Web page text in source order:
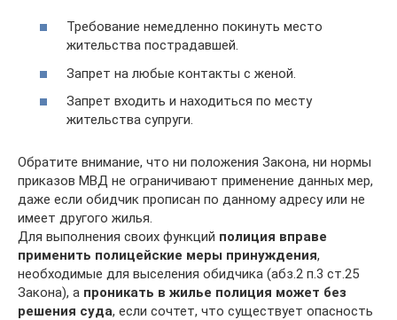
Требование немедленно покинуть место
жительства пострадавшей.
Запрет на любые контакты с женой.
Запрет входить и находиться по месту
жительства супруги.
Обратите внимание, что ни положения Закона, ни нормы
приказов МВД не ограничивают применение данных мер,
даже если обидчик прописан по данному адресу или не
имеет другого жилья.
Для выполнения своих функций полиция вправе
применить полицейские меры принуждения,
необходимые для выселения обидчика (абз.2 п.3 ст.25
Закона), а проникать в жилье полиция может без
решения суда, если сочтет, что существует опасность